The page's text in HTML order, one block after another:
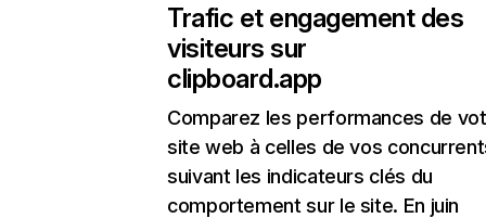
Trafic et engagement des
visiteurs sur
clipboard.app
Comparez les performances de
site web à celles de vos
suivant les indicateurs clés du
comportement sur le site. En juin